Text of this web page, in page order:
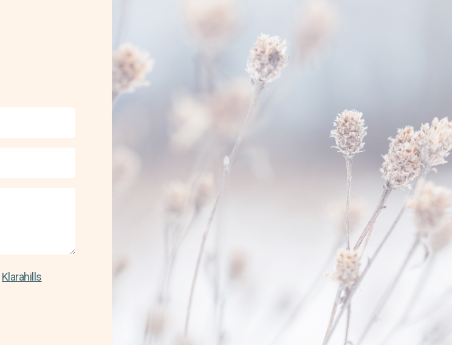
Klarahills